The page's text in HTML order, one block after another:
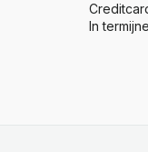
In